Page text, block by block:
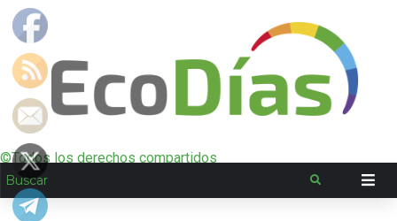
©Todos los derechos compartidos